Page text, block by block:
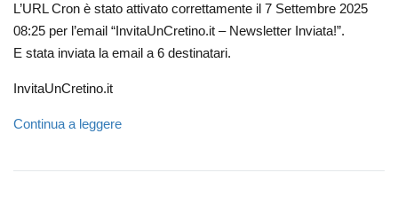
L’URL Cron è stato attivato correttamente il 7 Settembre 2025
08:25 per l’email “InvitaUnCretino.it – Newsletter Inviata!”.
E stata inviata la email a 6 destinatari.
InvitaUnCretino.it
Continua a leggere